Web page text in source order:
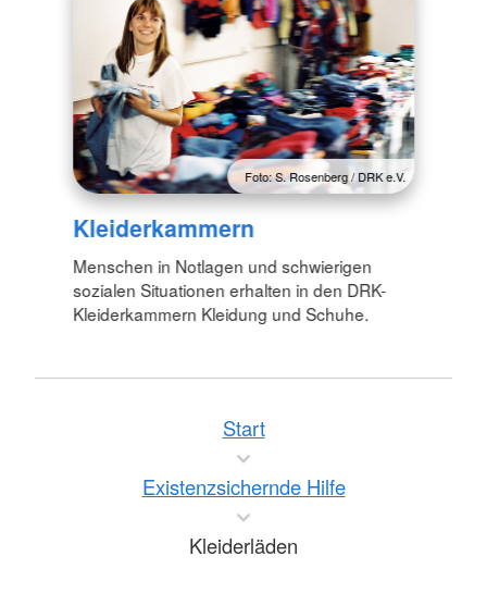
Foto: S. Rosenberg / DRK e.V.
Kleiderkammern
Menschen in Notlagen und schwierigen
sozialen Situationen erhalten in den DRK-
Kleiderkammern Kleidung und Schuhe.
Start
Existenzsichernde Hilfe
Kleiderläden